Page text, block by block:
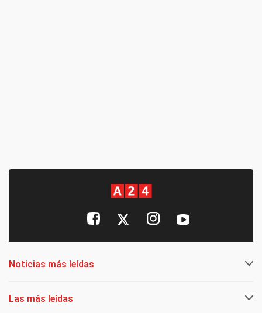
Noticias más leídas
Las más leídas